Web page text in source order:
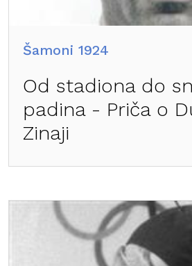
Šamoni 1924
Od stadiona do
padina - Priča o
Zinaji